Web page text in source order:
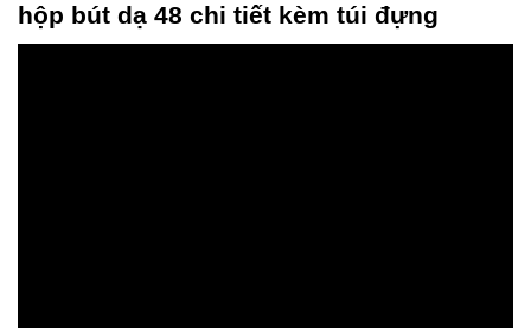
hộp bút dạ 48 chi tiết kèm túi đựng